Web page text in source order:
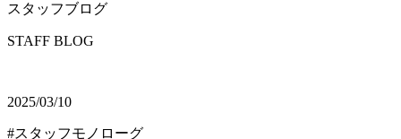
スタッフブログ
STAFF BLOG
2025/03/10
#スタッフモノローグ